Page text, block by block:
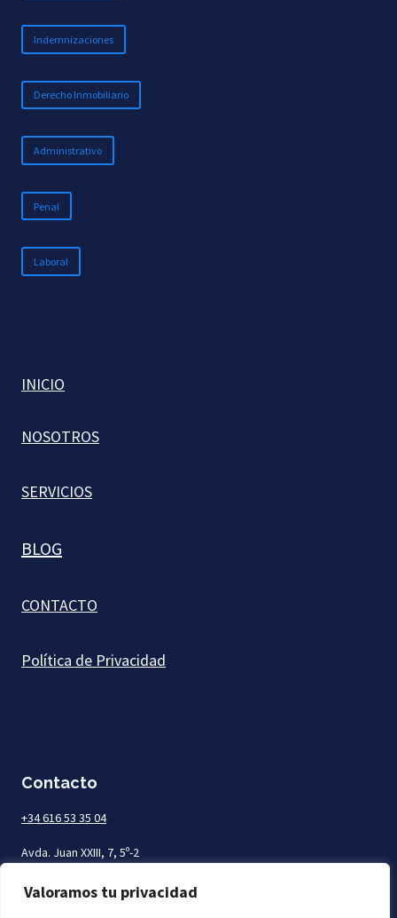
Valoramos tu privacidad
Indemnizaciones
Derecho Inmobiliario
Administrativo
Penal
Laboral
INICIO
NOSOTROS
SERVICIOS
BLOG
CONTACTO
Política de Privacidad
Contacto
+34 616 53 35 04
Avda. Juan XXIII, 7, 5º-2
Las Palmas de Gran Canaria